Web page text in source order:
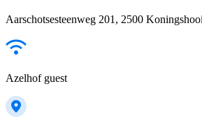
Aarschotsesteenweg 201, 2500
Azelhof guest